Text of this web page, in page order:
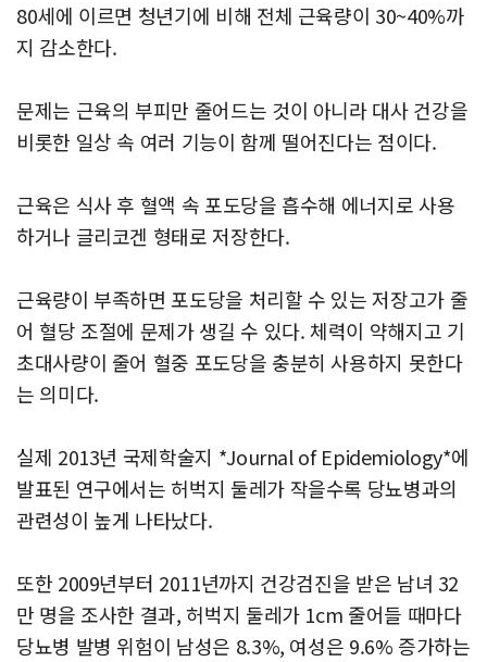
80세에 이르면 청년기에 비해 전체 근육량이 30~40%까
지 감소한다.
문제는 근육의 부피만 줄어드는 것이 아니라 대사 건강을
비롯한 일상 속 여러 기능이 함께 떨어진다는 점이다.
근육은 식사 후 혈액 속 포도당을 흡수해 에너지로 사용
하거나 글리코겐 형태로 저장한다.
근육량이 부족하면 포도당을 처리할 수 있는 저장고가 줄
어 혈당 조절에 문제가 생길 수 있다. 체력이 약해지고 기
초대사량이 줄어 혈중 포도당을 충분히 사용하지 못한다
는 의미다.
실제 2013년 국제학술지 *Journal of Epidemiology*에
발표된 연구에서는 허벅지 둘레가 작을수록 당뇨병과의
관련성이 높게 나타났다.
또한 2009년부터 2011년까지 건강검진을 받은 남녀 32
만 명을 조사한 결과, 허벅지 둘레가 1cm 줄어들 때마다
당뇨병 발병 위험이 남성은 8.3%, 여성은 9.6% 증가하는